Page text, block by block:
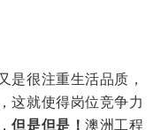
是很注重生活品质，
这就使得岗位竞争力
但是但是！澳洲工程